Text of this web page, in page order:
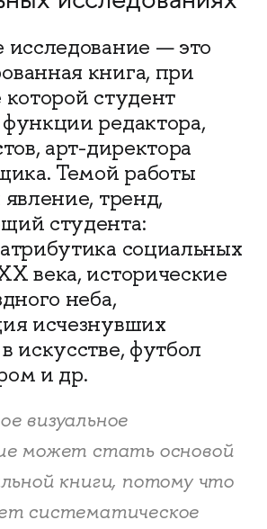
исследование — это
книга, при
которой студент
редактора,
арт-директора
Темой работы
явление, тренд,
студента:
социальных
века, исторические
неба,
исчезнувших
искусстве, футбол
и др.
визуальное
может стать основой
книги, потому что
систематическое